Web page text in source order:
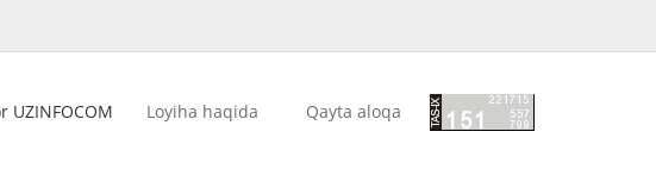
Loyiha haqida Qayta aloqa